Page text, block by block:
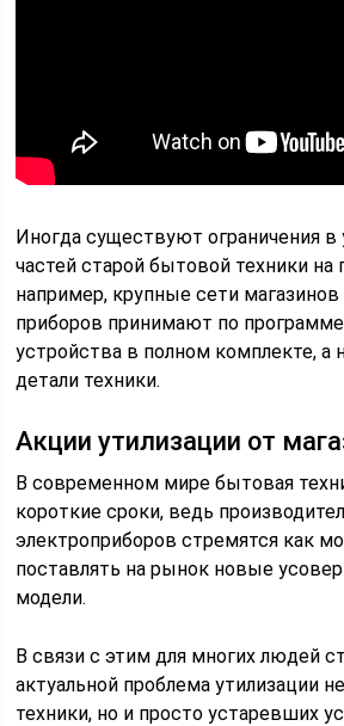
Иногда существуют ограничения в
частей старой бытовой техники на
например, крупные сети
приборов принимают по
устройства в полном комплекте, а
детали техники.
Акции утилизации от
В современном мире бытовая
короткие сроки, ведь
электроприборов стремятся как
поставлять на рынок новые
модели.
В связи с этим для многих людей
актуальной проблема утилизации
техники, но и просто устаревших